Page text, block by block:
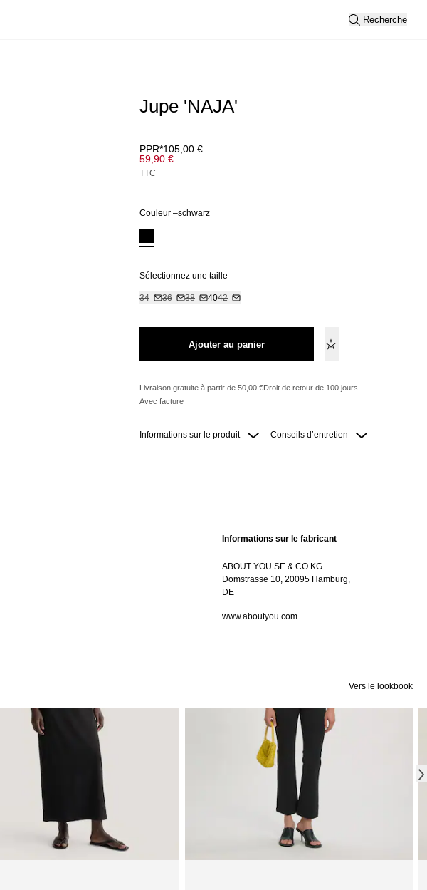
Recherche
Jupe 'NAJA'
PPR*105,00 €
59,90 €
TTC
Couleur –schwarz
Sélectionnez une taille
34 36 38 4042
Ajouter au panier
Livraison gratuite à partir de 50,00 €Droit de retour de 100 jours
Avec facture
Informations sur le produit Conseils d’entretien
Informations sur le fabricant
ABOUT YOU SE & CO KG
Domstrasse 10, 20095 Hamburg,
DE
www.aboutyou.com
Vers le lookbook